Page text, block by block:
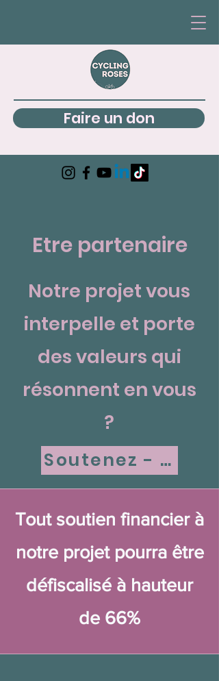
Faire un don
Etre partenaire
Notre projet vous
interpelle et porte
des valeurs qui
résonnent en vous
?
Soutenez - nous
Tout soutien financier à
notre projet pourra être
défiscalisé à hauteur
de 66%